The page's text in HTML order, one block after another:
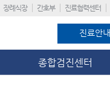
장례식장 간호부 진료협력센터
진료안내
종합검진센터